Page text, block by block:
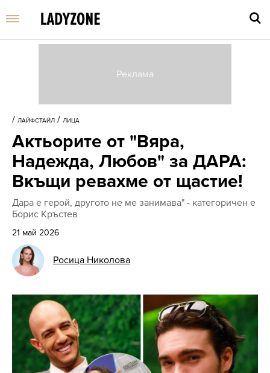
/ ЛАЙФСТАЙЛ / ЛИЦА
Актьорите от "Вяра,
Надежда, Любов" за ДАРА:
Вкъщи ревахме от щастие!
Дара е герой, другото не ме занимава" - категоричен е
Борис Кръстев
21 май 2026
Росица Николова